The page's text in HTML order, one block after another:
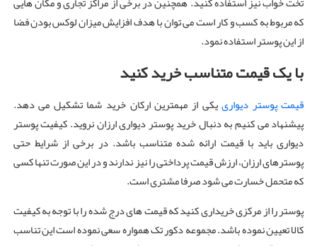
که مربوط به کسب و کار است می توان با هدف افزایش میزان لوکس بودن فضا
از این پوستر استفاده نمود.
با یک قیمت متناسب خرید کنید
قیمت پوستر دیوارییکی از مهمترین ارکان خرید شما تشکیل می دهد.
پیشنهاد می کنیم به دنبال خرید پوستر دیواری ارزان نروید. کیفیت پوستر
دیواری باید با قیمت ارائه شده متناسب باشد. در برخی از شرایط حتی
پوسترهای ارزان، ارزش قیمت پرداختی را نیز ندارند و در این صورت تنها کسی
که متحمل خسارت می شود صرفا مشتری است.
پوستر را از مرکزی خریداری کنید که قیمت های درج شده را با توجه به کیفیت
کالا تعیین نموده باشد. مجموعه دکور تک همواره سعی نموده است این تناسب